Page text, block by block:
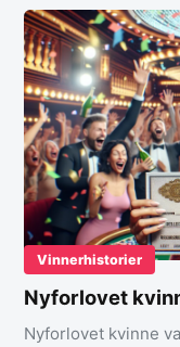
Vinnerhistorier
Nyforlovet
Nyforlovet kvinne